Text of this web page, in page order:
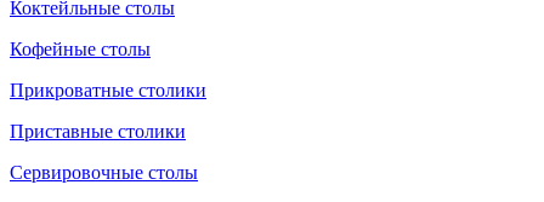
Коктейльные столы
Кофейные столы
Прикроватные столики
Приставные столики
Сервировочные столы